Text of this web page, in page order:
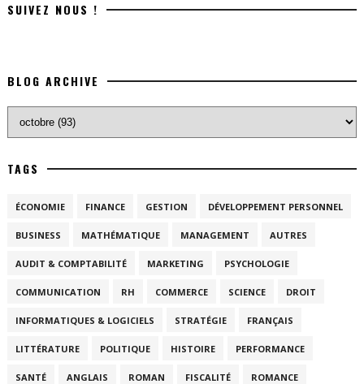
SUIVEZ NOUS !
BLOG ARCHIVE
TAGS
ÉCONOMIE FINANCE GESTION DÉVELOPPEMENT PERSONNEL
BUSINESS MATHÉMATIQUE MANAGEMENT AUTRES
AUDIT & COMPTABILITÉ MARKETING PSYCHOLOGIE
COMMUNICATION RH COMMERCE SCIENCE DROIT
INFORMATIQUES & LOGICIELS STRATÉGIE FRANÇAIS
LITTÉRATURE POLITIQUE HISTOIRE PERFORMANCE
SANTÉ ANGLAIS ROMAN FISCALITÉ ROMANCE